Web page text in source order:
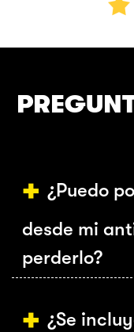
¿Puedo
desde mi
perderlo?
¿Se